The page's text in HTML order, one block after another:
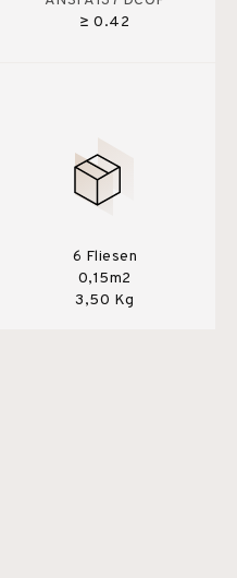
≥ 0.42
6 Fliesen
0,15m2
3,50 Kg